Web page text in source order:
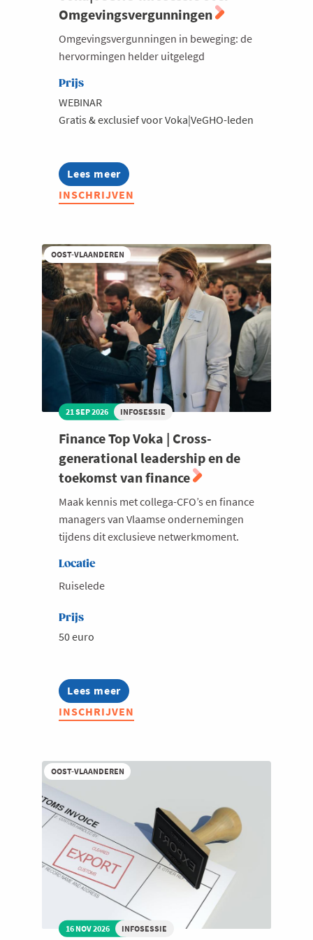
Omgevingsvergunningen
Omgevingsvergunningen in beweging: de
hervormingen helder uitgelegd
Prijs
WEBINAR
Gratis & exclusief voor Voka|VeGHO-leden
Lees meer
about
Voka|VeGHO
Infosessie
INSCHRIJVEN
OOST-VLAANDEREN
21 SEP 2026 INFOSESSIE
Finance Top Voka | Cross-
generational leadership en de
toekomst van finance
Maak kennis met collega-CFO’s en finance
managers van Vlaamse ondernemingen
tijdens dit exclusieve netwerkmoment.
Locatie
Ruiselede
Prijs
50 euro
Lees meer
about
Finance
Top
generational
leadership
de
toekomst
van
finance
INSCHRIJVEN
OOST-VLAANDEREN
16 NOV 2026 INFOSESSIE